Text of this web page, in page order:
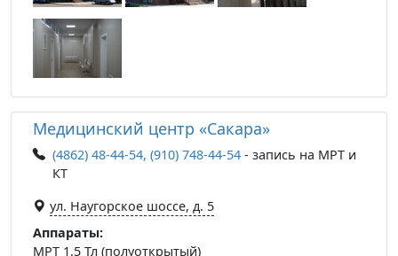
Медицинский центр «Сакара»
(4862) 48-44-54, (910) 748-44-54 - запись на МРТ и
КТ
ул. Наугорское шоссе, д. 5
Аппараты:
МРТ 1.5 Тл (полуоткрытый)